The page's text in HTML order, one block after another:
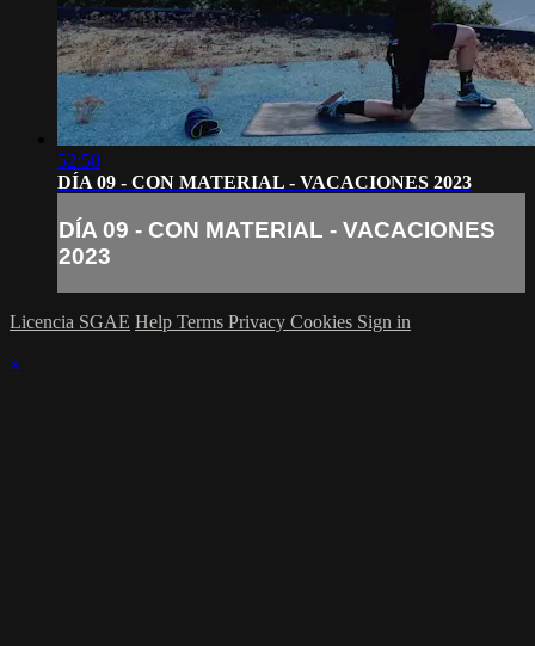
52:50
DÍA 09 - CON MATERIAL - VACACIONES 2023
DÍA 09 - CON MATERIAL - VACACIONES
2023
Licencia SGAE Help Terms Privacy Cookies Sign in
×